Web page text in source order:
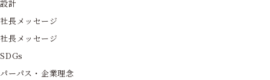
設計
社長メッセージ
社長メッセージ
SDGs
パーパス・企業理念